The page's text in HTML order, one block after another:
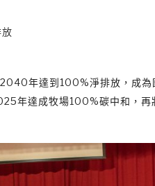
年達到100%淨排放，成為
年達成牧場100%碳中和，再